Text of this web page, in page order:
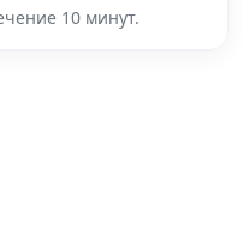
10 минут.